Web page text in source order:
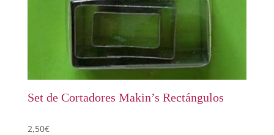
Set de Cortadores Makin’s Rectángulos
2,50€